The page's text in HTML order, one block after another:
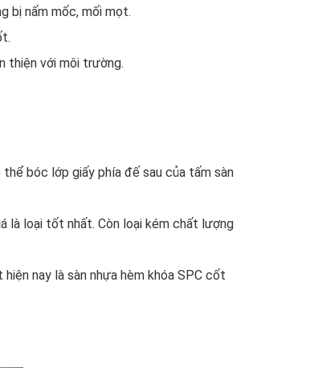
bị nấm mốc, mối mọt.
thiện với môi trường.
bóc lớp giấy phía đế sau của tấm sàn
là loại tốt nhất. Còn loại kém chất lượng
nay là sàn nhựa hèm khóa SPC cốt